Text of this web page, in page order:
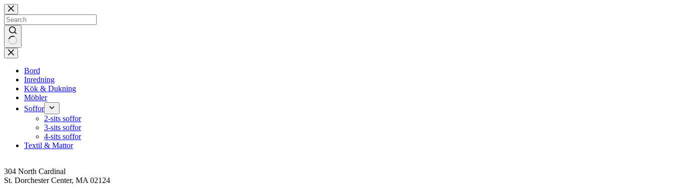
Skip
to
content
No
results
Bord
Inredning
Kök & Dukning
Möbler
Soffor
2-sits soffor
3-sits soffor
4-sits soffor
Textil & Mattor
304 North Cardinal
St. Dorchester Center, MA 02124